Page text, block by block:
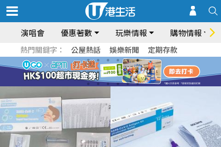
演唱會 優惠著數 玩樂情報 購物情報
熱門關鍵字： 公屋熱話 娛樂新聞 定期存款